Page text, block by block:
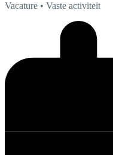
Vacature • Vaste activiteit